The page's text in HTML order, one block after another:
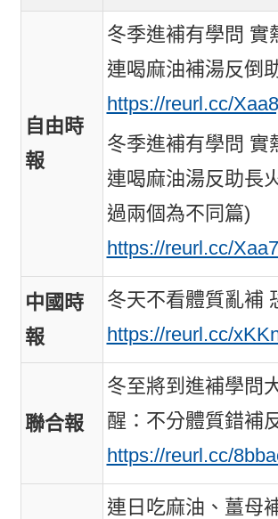
自由時
報
冬季進補有學問 實
連喝麻油補湯反倒
https://reurl.cc/
冬季進補有學問 實
連喝麻油湯反助長
過兩個為不同篇)
https://reurl.cc/
中國時
報
冬天不看體質亂補
https://reurl.cc/
聯合報
冬至將到進補學問
醒：不分體質錯補
https://reurl.cc/
連日吃麻油、薑母